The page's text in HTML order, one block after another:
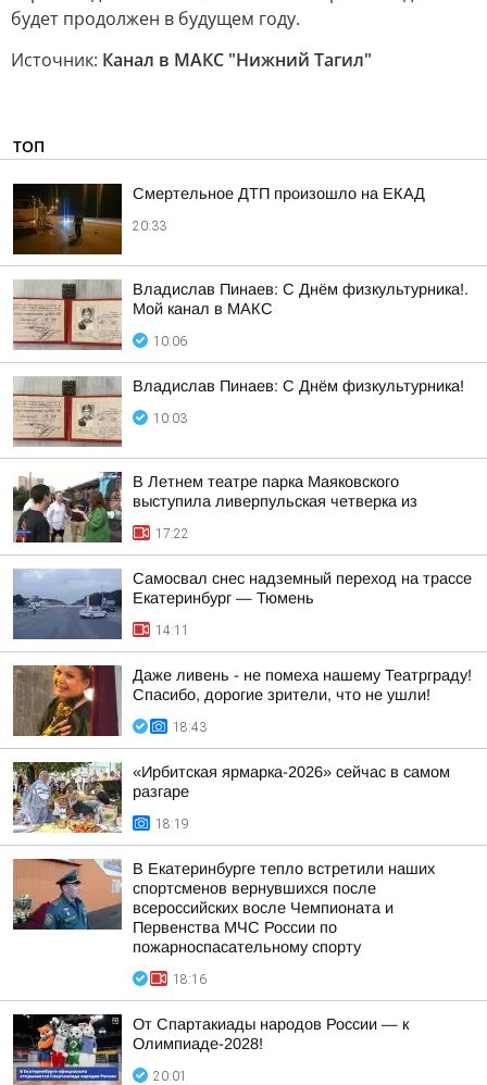
будет продолжен в будущем году.
Источник: Канал в МАКС "Нижний Тагил"
ТОП
Смертельное ДТП произошло на ЕКАД
20:33
Владислав Пинаев: С Днём физкультурника!.
Мой канал в МАКС
10:06
Владислав Пинаев: С Днём физкультурника!
10:03
В Летнем театре парка Маяковского
выступила ливерпульская четверка из
17:22
Самосвал снес надземный переход на трассе
Екатеринбург — Тюмень
14:11
Даже ливень - не помеха нашему Театрграду!
Спасибо, дорогие зрители, что не ушли!
18:43
«Ирбитская ярмарка-2026» сейчас в самом
разгаре
18:19
В Екатеринбурге тепло встретили наших
спортсменов вернувшихся после
всероссийских восле Чемпионата и
Первенства МЧС России по
пожарноспасательному спорту
18:16
От Спартакиады народов России — к
Олимпиаде-2028!
20:01